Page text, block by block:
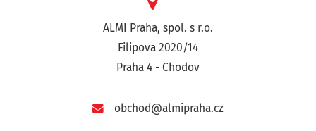
ALMI Praha, spol. s r.o.
Filipova 2020/14
Praha 4 - Chodov
obchod@almipraha.cz